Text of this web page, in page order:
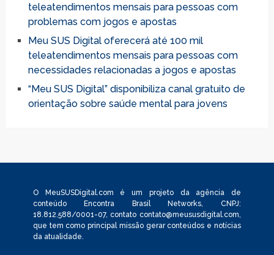
teleatendimentos mensais para pessoas com
problemas com jogos e apostas
Meu SUS Digital oferecerá até 100 mil
teleatendimentos mensais para pessoas com
necessidades relacionadas a jogos e apostas
“Meu SUS Digital” disponibiliza canal gratuito de
orientação sobre saúde mental para jovens
O MeuSUSDigital.com é um projeto da agência de
conteúdo Encontra Brasil Networks, CNPJ:
18.812.588/0001-07, contato contato@meususdigital.com
que tem como principal missão gerar conteúdos e notícias
da atualidade.